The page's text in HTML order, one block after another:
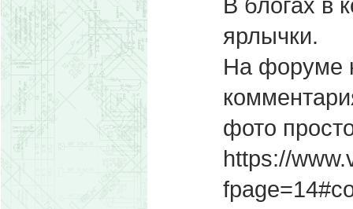
ярлычки.
На форуме
фото
https://